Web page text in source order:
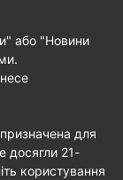
або "Новини
для
досягли 21-
користування